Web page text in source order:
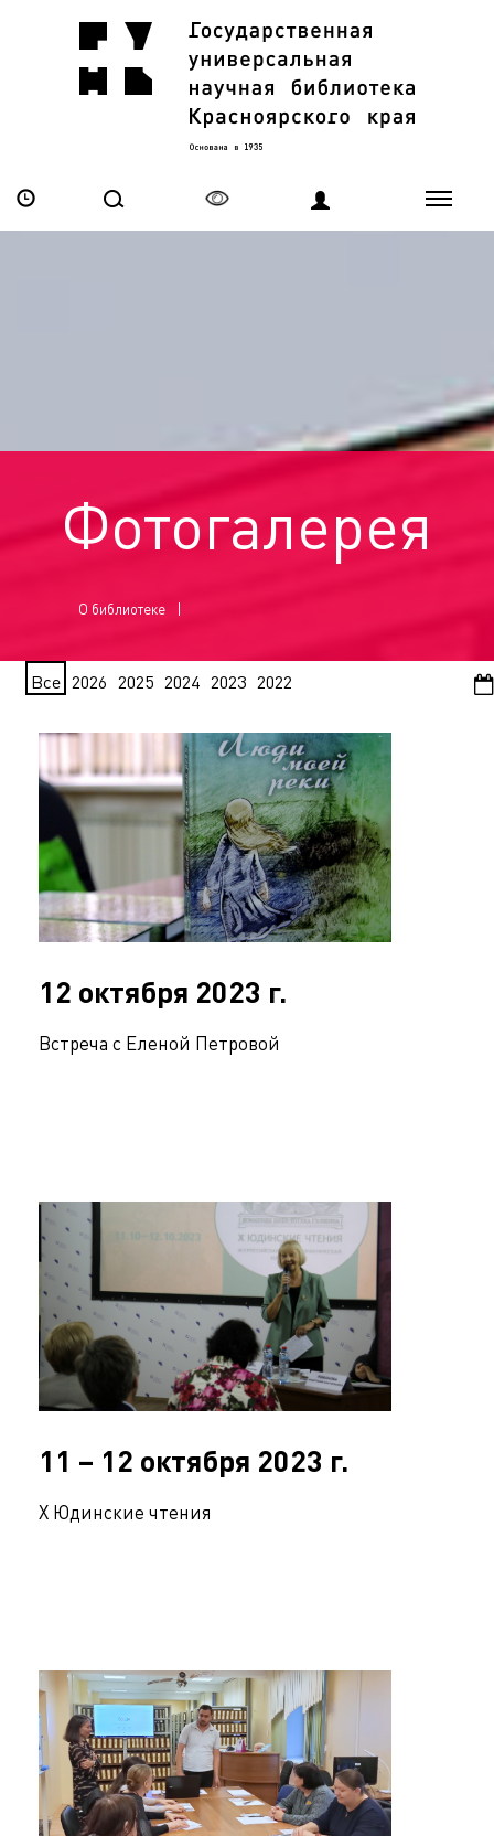
Фотогалерея
О библиотеке
Все 2026 2025 2024 2023 2022
12 октября 2023 г.
Встреча с Еленой Петровой
11 – 12 октября 2023 г.
Х Юдинские чтения